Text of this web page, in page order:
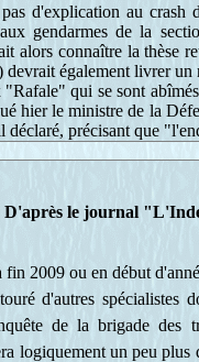
d'explication au
gendarmes de la
alors connaître la thèse
devrait également livrer
"Rafale" qui se sont
hier le ministre de la
déclaré, précisant que
D'après le journal
2009 ou en début
d'autres
de la brigade des
logiquement un peu plus